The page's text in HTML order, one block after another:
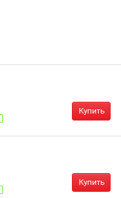
Купить
Купить